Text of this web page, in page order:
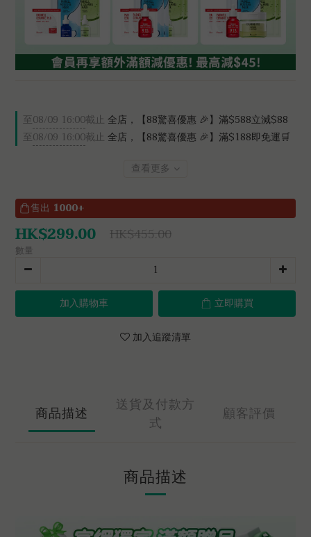
至08/09 16:00截止 全店，【88驚喜優惠 🎉】滿$588立減$88
至08/09 16:00截止 全店，【88驚喜優惠 🎉】滿$188即免運🛒
查看更多
售出 1000+
HK$299.00 HK$455.00
數量
加入購物車 立即購買
加入追蹤清單
商品描述
送貨及付款方
式
顧客評價
商品描述